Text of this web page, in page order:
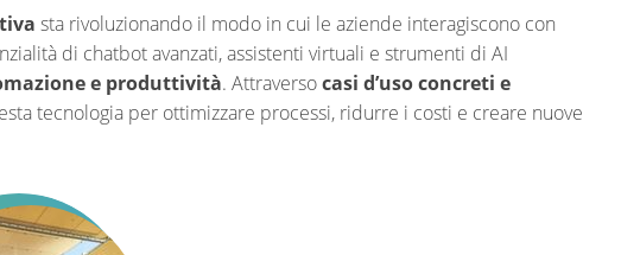
sta rivoluzionando il modo in cui le aziende interagiscono con
di chatbot avanzati, assistenti virtuali e strumenti di AI
e produttività. Attraversocasi d’uso concreti e
tecnologia per ottimizzare processi, ridurre i costi e creare nuove